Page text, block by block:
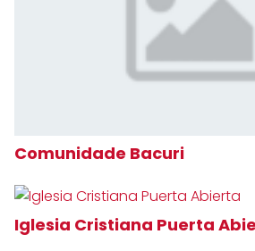
Comunidade Bacuri
Iglesia Cristiana Puerta